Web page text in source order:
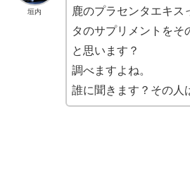
垣内
鹿のプラセンタエキス
タのサプリメントをそ
と思います？
調べますよね。
誰に聞きます？その人